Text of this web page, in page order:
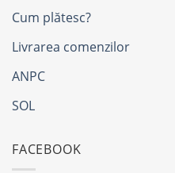
Cum plătesc?
Livrarea comenzilor
ANPC
SOL
FACEBOOK